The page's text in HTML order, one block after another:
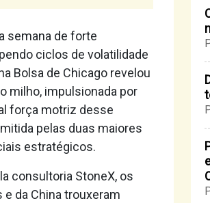
semana de forte
ciclos de volatilidade
Bolsa de Chicago revelou
milho, impulsionada por
força motriz desse
pelas duas maiores
estratégicos.
consultoria StoneX, os
da China trouxeram